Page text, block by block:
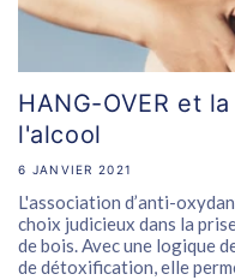
HANG-OVER et
l'alcool
6 JANVIER 2021
L'association d’anti-
choix judicieux dans la
de bois. Avec une logique
de détoxification, elle